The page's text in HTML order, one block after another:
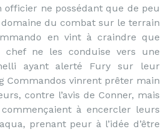
officier ne possédant que de peu
du combat sur le terrain
en vint à craindre que
chef ne les conduise vers une
ayant alerté Fury sur leur
Commandos vinrent prêter main
contre l’avis de Conner, mais
à encercler leurs
prenant peur à l’idée d’être